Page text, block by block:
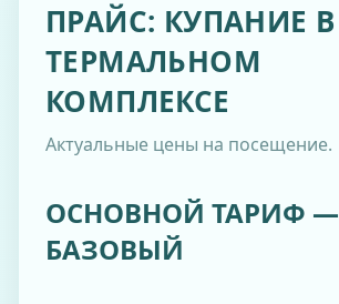
ПРАЙС: КУПАНИЕ В
ТЕРМАЛЬНОМ
КОМПЛЕКСЕ
Актуальные цены на посещение.
ОСНОВНОЙ ТАРИФ —
БАЗОВЫЙ